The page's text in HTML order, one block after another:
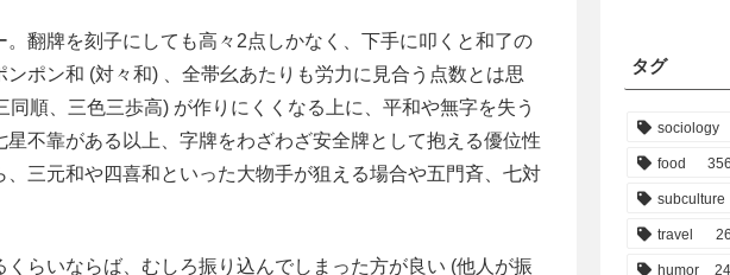
翻牌を刻子にしても高々2点しかなく、下手に叩くと和了の
ポン和 (対々和) 、全帯幺あたりも労力に見合う点数とは思
順、三色三歩高) が作りにくくなる上に、平和や無字を失う
不靠がある以上、字牌をわざわざ安全牌として抱える優位性
三元和や四喜和といった大物手が狙える場合や五門斉、七対
らいならば、むしろ振り込んでしまった方が良い (他人が振
タグ
sociology
food 356
subculture
travel
humor